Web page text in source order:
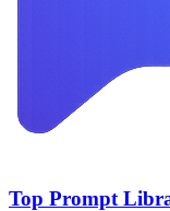
Top Prompt